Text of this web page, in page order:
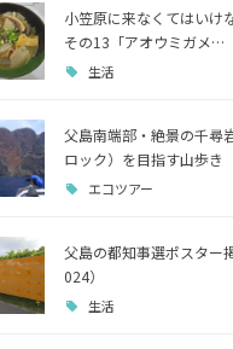
小笠原に来なくてはいけ
その13「アオウミガメ…
生活
父島南端部・絶景の千尋
ロック）を目指す山歩き
エコツアー
父島の都知事選ポスター
024）
生活